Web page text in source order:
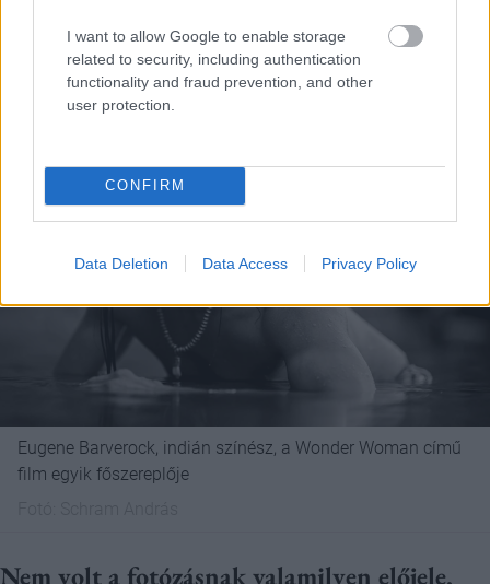
I want to allow Google to enable storage
related to security, including authentication
functionality and fraud prevention, and other
user protection.
CONFIRM
Data Deletion Data Access Privacy Policy
megnyertem a versenyt. Ez nagy löketet adott a
folytatáshoz.De soha nem tanultam fotózni.
Eugene Barverock, indián színész, a Wonder Woman című
film egyik főszereplője
Nem volt a fotózásnak valamilyen előjele,